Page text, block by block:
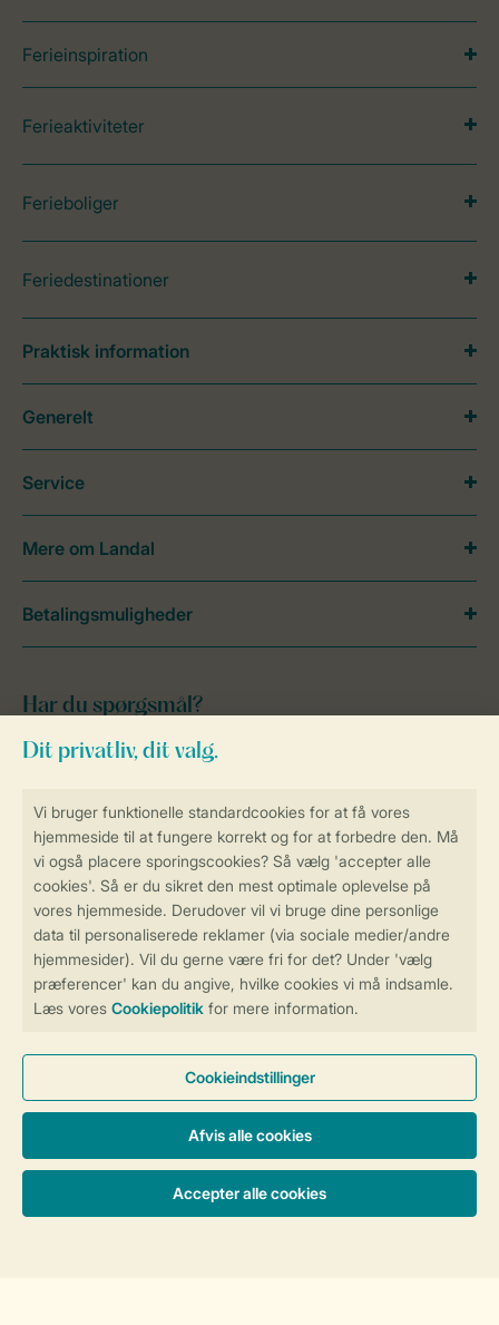
Sikker og hurtig online booking
Ferieinspiration
Ferieaktiviteter
Ferieboliger
Feriedestinationer
Har du spørgsmål?
Se deofte stillede spørgsmål
Følg os
facebookinstagram
Tilmeld dig nyhedsbrevet - få op til 10 % rabat
Praktisk information
Generelt
Service
Mere om Landal
Betalingsmuligheder